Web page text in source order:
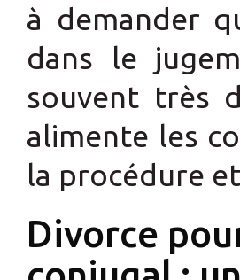
à demander
dans le
souvent très
alimente les
la procédure
Divorce